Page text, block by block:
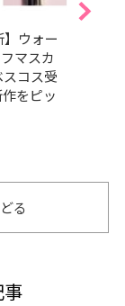
】ウォー
マスカ
コス受
をピッ
る